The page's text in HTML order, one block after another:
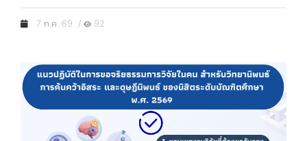
7 ก.ค. 69 / 92